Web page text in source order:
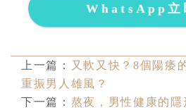
WhatsApp立
上一篇：
又軟又快？8個陽痿
重振男人雄風？
下一篇： 熬夜，男性健康的